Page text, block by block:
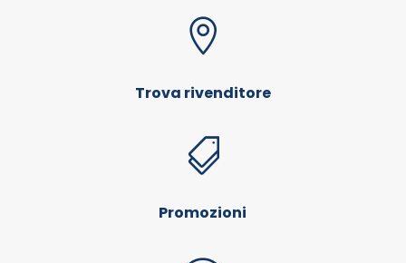

Trova rivenditore

Promozioni